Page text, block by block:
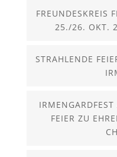
FREUNDESKREIS
25./26. OKT.
STRAHLENDE
FEIER ZU